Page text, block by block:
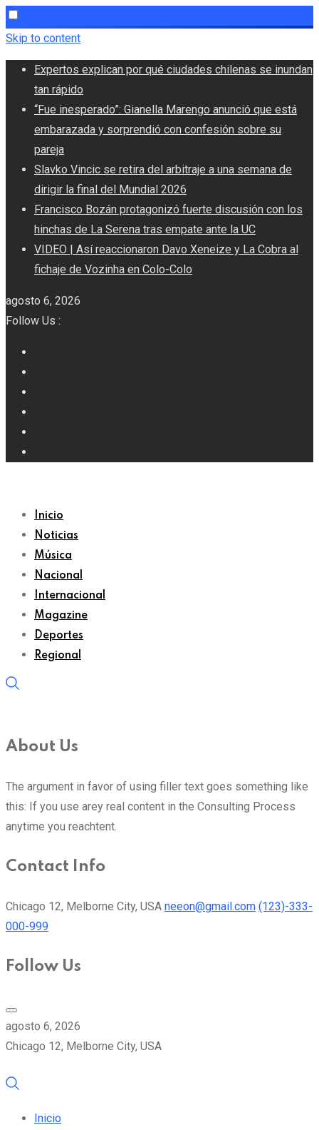
Skip to content
Expertos explican por qué ciudades chilenas se inundan
tan rápido
“Fue inesperado”: Gianella Marengo anunció que está
embarazada y sorprendió con confesión sobre su
pareja
Slavko Vincic se retira del arbitraje a una semana de
dirigir la final del Mundial 2026
Francisco Bozán protagonizó fuerte discusión con los
hinchas de La Serena tras empate ante la UC
VIDEO | Así reaccionaron Davo Xeneize y La Cobra al
fichaje de Vozinha en Colo-Colo
agosto 6, 2026
Follow Us :
Inicio
Noticias
Música
Nacional
Internacional
Magazine
Deportes
Regional
About Us
The argument in favor of using filler text goes something like
this: If you use arey real content in the Consulting Process
anytime you reachtent.
Contact Info
Chicago 12, Melborne City, USA neeon@gmail.com (123)-333-
000-999
Follow Us
agosto 6, 2026
Chicago 12, Melborne City, USA
Inicio